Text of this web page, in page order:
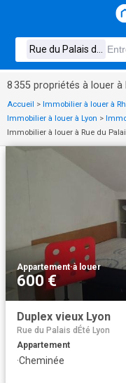
8 355 propriétés à louer à
Accueil > Immobilier à louer à
Immobilier à louer à Lyon >
Immobilier à louer à Rue du
Appartement·à louer
600 €
Duplex vieux Lyon
Rue du Palais dÉté Lyon
Appartement
·Cheminée